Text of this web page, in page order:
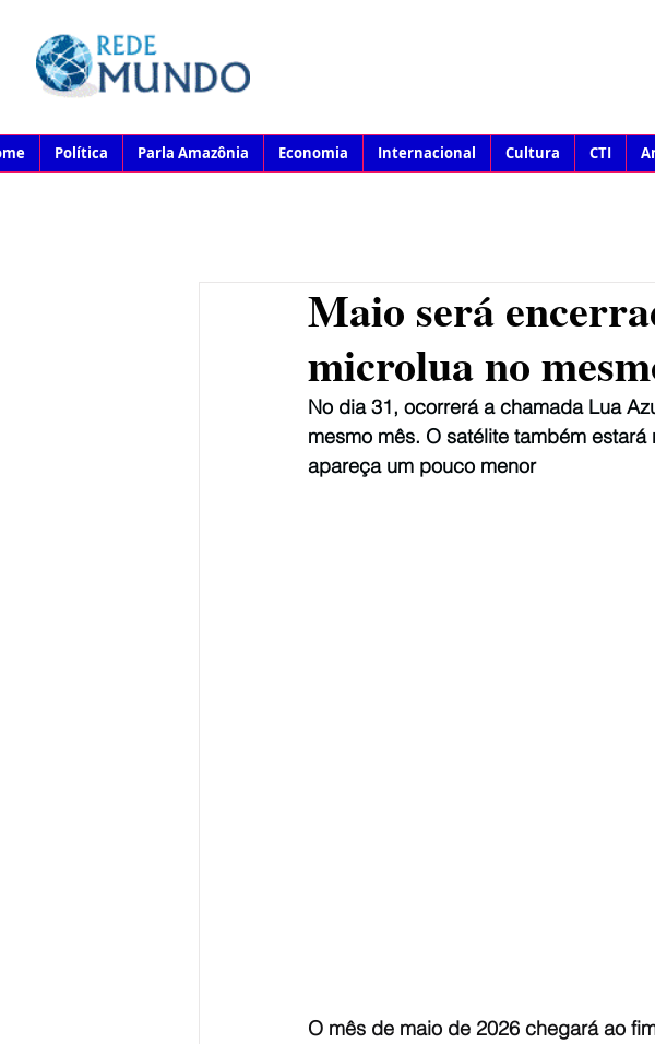
Política Parla Amazônia Economia Internacional Cultura CTI
Maio será
microlua no
No dia 31, ocorrerá a chamada Lua
mesmo mês. O satélite também
apareça um pouco menor
O mês de maio de 2026 chegará ao